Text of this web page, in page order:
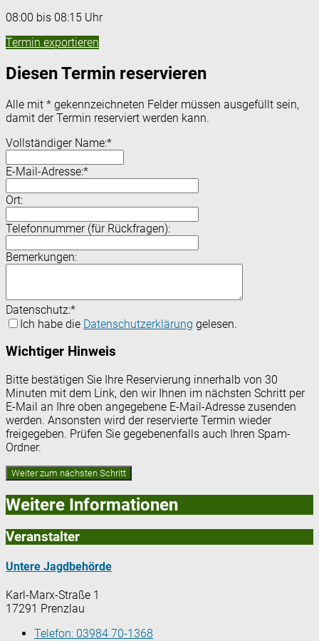
08:00 bis 08:15 Uhr
Termin exportieren
Diesen Termin reservieren
Alle mit * gekennzeichneten Felder müssen ausgefüllt sein,
damit der Termin reserviert werden kann.
Vollständiger Name:*
E-Mail-Adresse:*
Ort:
Telefonnummer (für Rückfragen):
Bemerkungen:
Datenschutz:*
Ich habe die Datenschutzerklärung gelesen.
Wichtiger Hinweis
Bitte bestätigen Sie Ihre Reservierung innerhalb von 30
Minuten mit dem Link, den wir Ihnen im nächsten Schritt per
E-Mail an Ihre oben angegebene E-Mail-Adresse zusenden
werden. Ansonsten wird der reservierte Termin wieder
freigegeben. Prüfen Sie gegebenenfalls auch Ihren Spam-
Ordner.
Weitere Informationen
Veranstalter
Untere Jagdbehörde
Karl-Marx-Straße 1
17291 Prenzlau
Telefon: 03984 70-1368